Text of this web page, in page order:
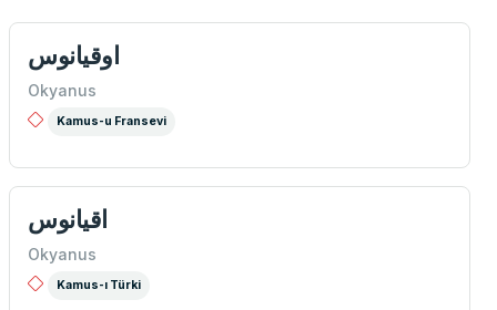
اوقيانوس
Okyanus
Kamus-u Fransevi
اقيانوس
Okyanus
Kamus-ı Türki